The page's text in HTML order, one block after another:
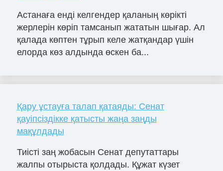
Астанаға енді келгендер қаланың көрікті
жерлерін көріп тамсанып жататын шығар. Ал
қалада көптен тұрып келе жатқандар үшін
елорда көз алдында өскен ба...
Қару ұстауға талап қатаяды: Сенат
қауіпсіздікке қатысты жаңа заңды
мақұлдады
Тиісті заң жобасын Сенат депутаттары
жалпы отырыста қолдады. Құжат күзет